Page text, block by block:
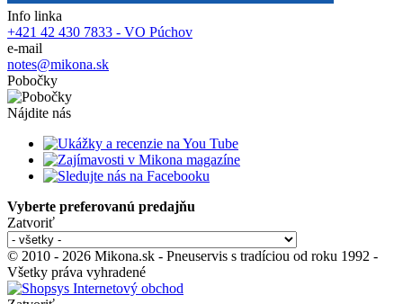
Info linka
+421 42 430 7833 - VO Púchov
e-mail
notes@mikona.sk
Pobočky
Nájdite nás
Vyberte preferovanú predajňu
Zatvoriť
© 2010 - 2026 Mikona.sk - Pneuservis s tradíciou od roku 1992 -
Všetky práva vyhradené